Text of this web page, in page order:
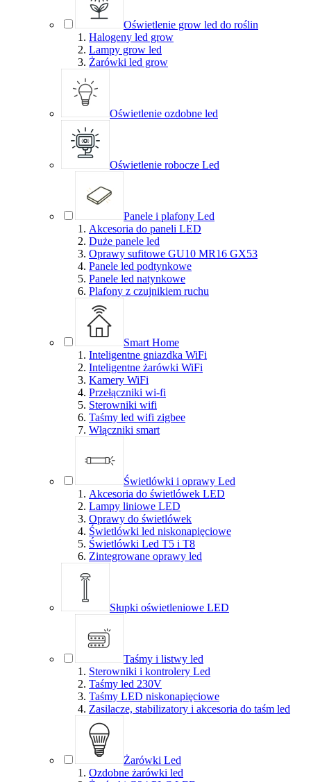
Oświetlenie grow led do roślin
Halogeny led grow
Lampy grow led
Żarówki led grow
Oświetlenie ozdobne led
Oświetlenie robocze Led
Panele i plafony Led
Akcesoria do paneli LED
Duże panele led
Oprawy sufitowe GU10 MR16 GX53
Panele led podtynkowe
Panele led natynkowe
Plafony z czujnikiem ruchu
Smart Home
Inteligentne gniazdka WiFi
Inteligentne żarówki WiFi
Kamery WiFi
Przełączniki wi-fi
Sterowniki wifi
Taśmy led wifi zigbee
Włączniki smart
Świetlówki i oprawy Led
Akcesoria do świetlówek LED
Lampy liniowe LED
Oprawy do świetlówek
Świetlówki led niskonapięciowe
Świetlówki Led T5 i T8
Zintegrowane oprawy led
Słupki oświetleniowe LED
Taśmy i listwy led
Sterowniki i kontrolery Led
Taśmy led 230V
Taśmy LED niskonapięciowe
Zasilacze, stabilizatory i akcesoria do taśm led
Żarówki Led
Ozdobne żarówki led